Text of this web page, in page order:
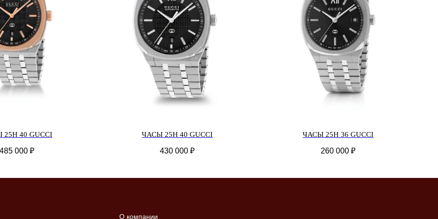
40 GUCCI
000 ₽
ЧАСЫ 25H 40 GUCCI
430 000 ₽
ЧАСЫ 25H 36 GUCCI
260 000 ₽
О компании